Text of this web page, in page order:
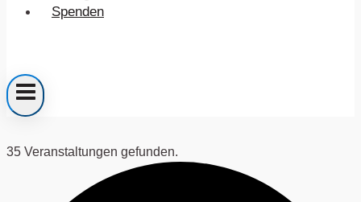
Spenden
35 Veranstaltungen gefunden.